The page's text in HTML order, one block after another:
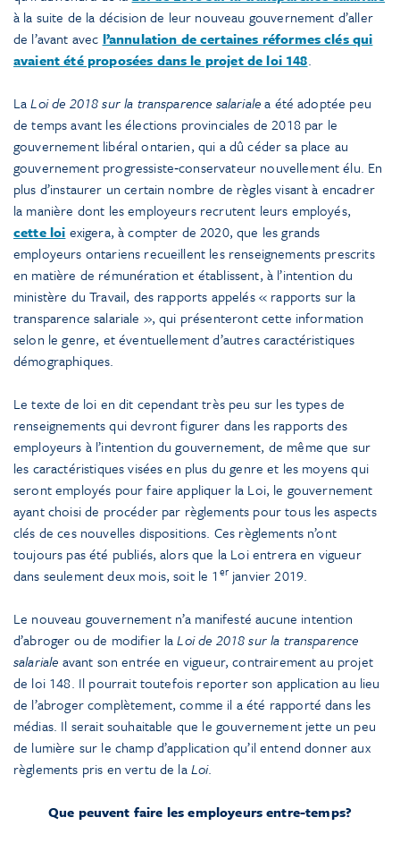
à la suite de la décision de leur nouveau gouvernement d’aller
de l’avant avec l’annulation de certaines réformes clés qui
avaient été proposées dans le projet de loi 148.
LaLoi de 2018 sur la transparence salarialea été adoptée peu
de temps avant les élections provinciales de 2018 par le
gouvernement libéral ontarien, qui a dû céder sa place au
gouvernement progressiste‑conservateur nouvellement élu. En
plus d’instaurer un certain nombre de règles visant à encadrer
la manière dont les employeurs recrutent leurs employés,
cette loi exigera, à compter de 2020, que les grands
employeurs ontariens recueillent les renseignements prescrits
en matière de rémunération et établissent, à l’intention du
ministère du Travail, des rapports appelés « rapports sur la
transparence salariale », qui présenteront cette information
selon le genre, et éventuellement d’autres caractéristiques
démographiques.
Le texte de loi en dit cependant très peu sur les types de
renseignements qui devront figurer dans les rapports des
employeurs à l’intention du gouvernement, de même que sur
les caractéristiques visées en plus du genre et les moyens qui
seront employés pour faire appliquer la Loi, le gouvernement
ayant choisi de procéder par règlements pour tous les aspects
clés de ces nouvelles dispositions. Ces règlements n’ont
toujours pas été publiés, alors que la Loi entrera en vigueur
dans seulement deux mois, soit le 1erjanvier 2019.
Le nouveau gouvernement n’a manifesté aucune intention
d’abroger ou de modifier laLoi de 2018 sur la transparence
salariale avant son entrée en vigueur, contrairement au projet
de loi 148. Il pourrait toutefois reporter son application au lieu
de l’abroger complètement, comme il a été rapporté dans les
médias. Il serait souhaitable que le gouvernement jette un peu
de lumière sur le champ d’application qu’il entend donner aux
règlements pris en vertu de laLoi.
Que peuvent faire les employeurs entre-temps?